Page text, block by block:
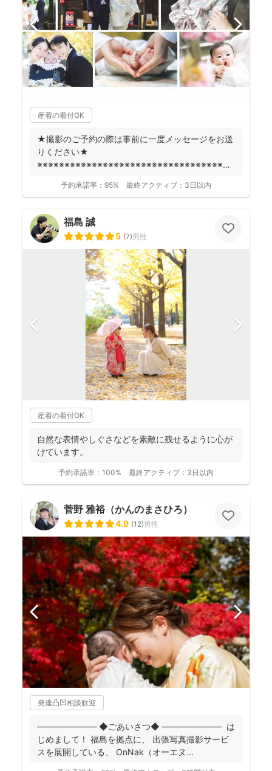
産着の着付OK
★撮影のご予約の際は事前に一度メッセージをお送
りください★
※※※※※※※※※※※※※※※※※※※※※※※※※※※※※※※※※※※※
予約承諾率： 95% 最終アクティブ： 3日以内
福島 誠
5 (7)男性
産着の着付OK
自然な表情やしぐさなどを素敵に残せるように心が
けています。
予約承諾率： 100% 最終アクティブ： 3日以内
菅野 雅裕（かんのまさひろ）
4.9 (12)男性
発達凸凹相談歓迎
――――――― ◆ごあいさつ◆ ――――――― は
じめまして！ 福島を拠点に、 出張写真撮影サービ
スを展開している、 OnNak（オーエヌ...